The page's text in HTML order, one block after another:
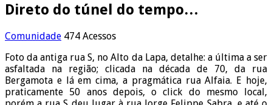
Direto do túnel do tempo…
Comunidade 474 Acessos
Foto da antiga rua S, no Alto da Lapa, detalhe: a última a ser
asfaltada na região; clicada na década de 70, da rua
Bergamota e lá em cima, a pragmática rua Alfaia. E hoje,
praticamente 50 anos depois, o click do mesmo local,